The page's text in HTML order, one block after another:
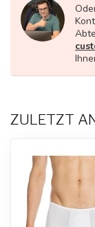
ZULETZT